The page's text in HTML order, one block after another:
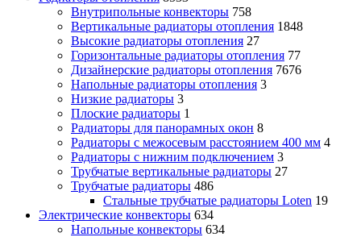
Внутрипольные конвекторы 758
Вертикальные радиаторы отопления 1848
Высокие радиаторы отопления 27
Горизонтальные радиаторы отопления 77
Дизайнерские радиаторы отопления 7676
Напольные радиаторы отопления 3
Низкие радиаторы 3
Плоские радиаторы 1
Радиаторы для панорамных окон 8
Радиаторы с межосевым расстоянием 400 мм 4
Радиаторы с нижним подключением 3
Трубчатые вертикальные радиаторы 27
Трубчатые радиаторы 486
Cтальные трубчатые радиаторы Loten 19
Электрические конвекторы 634
Напольные конвекторы 634